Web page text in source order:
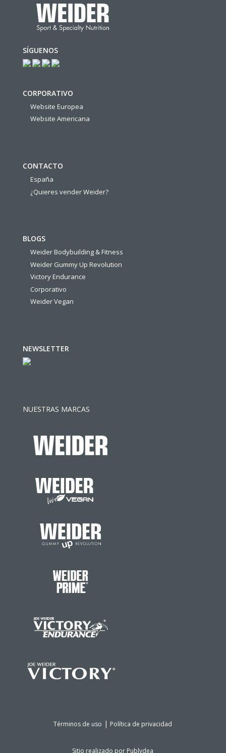
SÍGUENOS
CORPORATIVO
Website Europea
Website Americana
CONTACTO
España
¿Quieres vender Weider?
BLOGS
Weider Bodybuilding & Fitness
Weider Gummy Up Revolution
Victory Endurance
Corporativo
Weider Vegan
NEWSLETTER
NUESTRAS MARCAS
Términos de uso | Política de privacidad
Sitio realizado por Publydea